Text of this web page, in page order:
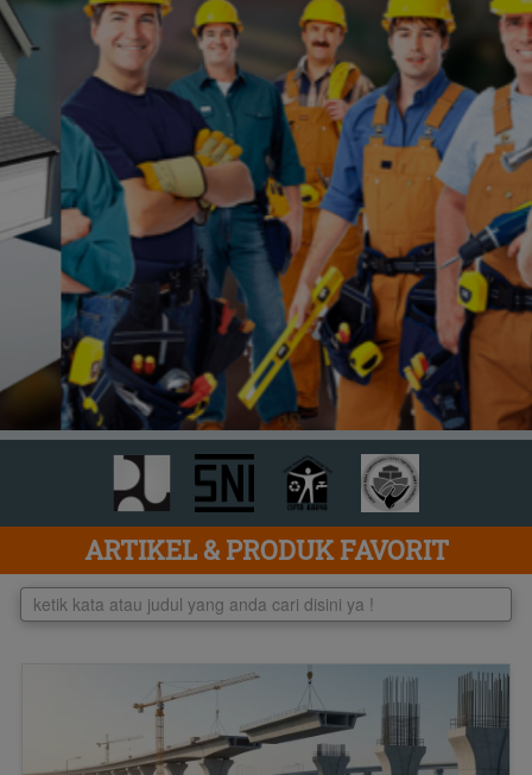
ARTIKEL & PRODUK FAVORIT
ketik kata atau judul yang anda cari disini ya !